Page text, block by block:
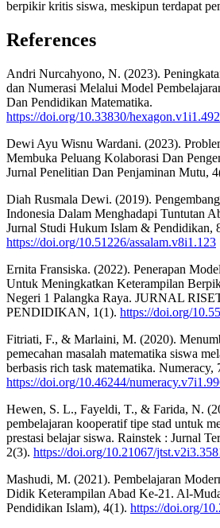
berpikir kritis siswa, meskipun terdapat
References
Andri Nurcahyono, N. (2023).
dan Numerasi Melalui Model
Dan Pendidikan Matematika.
https://doi.org/10.33830/
Dewi Ayu Wisnu Wardani. (2023).
Membuka Peluang Kolaborasi Dan
Jurnal Penelitian Dan Penjaminan Mutu,
Diah Rusmala Dewi. (2019).
Indonesia Dalam Menghadapi Tuntutan
Jurnal Studi Hukum Islam & Pendidikan,
https://doi.org/10.51226/assalam.v8i1.123
Ernita Fransiska. (2022). Penerapan
Untuk Meningkatkan Keterampilan
Negeri 1 Palangka Raya. JURNAL
PENDIDIKAN, 1(1). https://doi.org/
Fitriati, F., & Marlaini, M. (2020).
pemecahan masalah matematika siswa
berbasis rich task matematika. Numeracy,
https://doi.org/10.46244/
Hewen, S. L., Fayeldi, T., & Farida, N.
pembelajaran kooperatif tipe stad untuk
prestasi belajar siswa. Rainstek : Jurnal
2(3). https://doi.org/10.21067/
Mashudi, M. (2021). Pembelajaran
Didik Keterampilan Abad Ke-21. Al-
Pendidikan Islam), 4(1). https://doi.org/